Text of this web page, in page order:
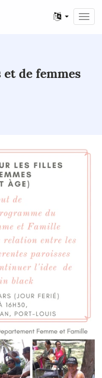
Autres
langues
de femmes